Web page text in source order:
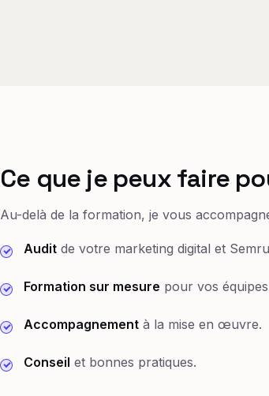
Ce que je peux faire
Au-delà de la formation, je vous
Audit de votre marketing digital et
Formation sur mesure pour vos
Accompagnement à la mise en œuvre.
Conseil et bonnes pratiques.